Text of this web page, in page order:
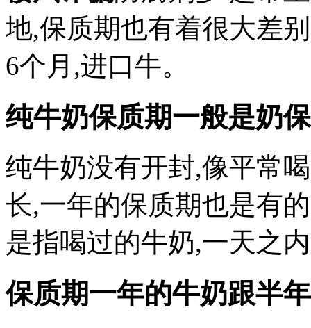
地,保质期也有着很大差
6个月,进口牛。
纯牛奶保质期一般是奶
纯牛奶没有开封,像平常
长,一年的保质期也是有
是指喝过的牛奶,一天之
保质期一年的牛奶跟半